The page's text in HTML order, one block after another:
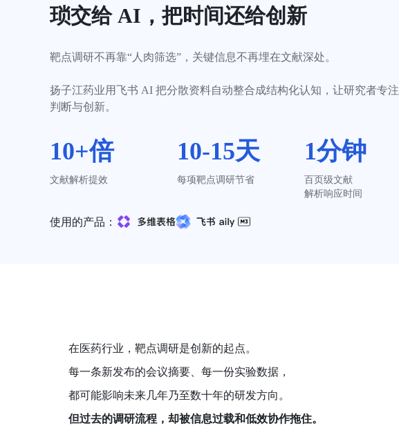
琐交给 AI，把时间还给创新
靶点调研不再靠“人肉筛选”，关键信息不再埋在文献深处。
扬子江药业用飞书 AI 把分散资料自动整合成结构化认知，让研究者专注
判断与创新。
10+倍
文献解析提效
10-15天
每项靶点调研节省
1分钟
百页级文献
解析响应时间
使用的产品：
在医药行业，靶点调研是创新的起点。
每一条新发布的会议摘要、每一份实验数据，
都可能影响未来几年乃至数十年的研发方向。
但过去的调研流程，却被信息过载和低效协作拖住。